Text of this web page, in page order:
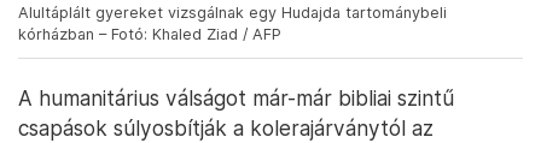
Alultáplált gyereket vizsgálnak egy Hudajda tartománybeli
kórházban – Fotó: Khaled Ziad / AFP
A humanitárius válságot már-már bibliai szintű
csapások súlyosbítják a kolerajárványtól az